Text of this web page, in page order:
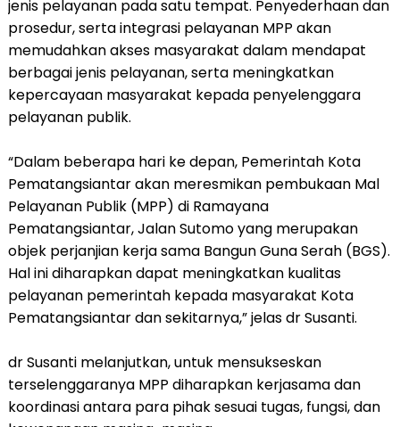
jenis pelayanan pada satu tempat. Penyederhaan dan
prosedur, serta integrasi pelayanan MPP akan
memudahkan akses masyarakat dalam mendapat
berbagai jenis pelayanan, serta meningkatkan
kepercayaan masyarakat kepada penyelenggara
pelayanan publik.
“Dalam beberapa hari ke depan, Pemerintah Kota
Pematangsiantar akan meresmikan pembukaan Mal
Pelayanan Publik (MPP) di Ramayana
Pematangsiantar, Jalan Sutomo yang merupakan
objek perjanjian kerja sama Bangun Guna Serah (BGS).
Hal ini diharapkan dapat meningkatkan kualitas
pelayanan pemerintah kepada masyarakat Kota
Pematangsiantar dan sekitarnya,” jelas dr Susanti.
dr Susanti melanjutkan, untuk mensukseskan
terselenggaranya MPP diharapkan kerjasama dan
koordinasi antara para pihak sesuai tugas, fungsi, dan